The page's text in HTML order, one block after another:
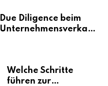
Due Diligence beim
Unternehmensverkauf
Welche Schritte
führen zur